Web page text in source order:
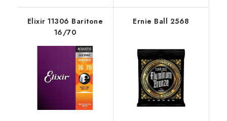
Elixir 11306 Baritone
16/70
Ernie Ball 2568